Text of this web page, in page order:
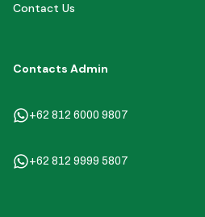
Contact Us
Contacts Admin
+62 812 6000 9807
+62 812 9999 5807